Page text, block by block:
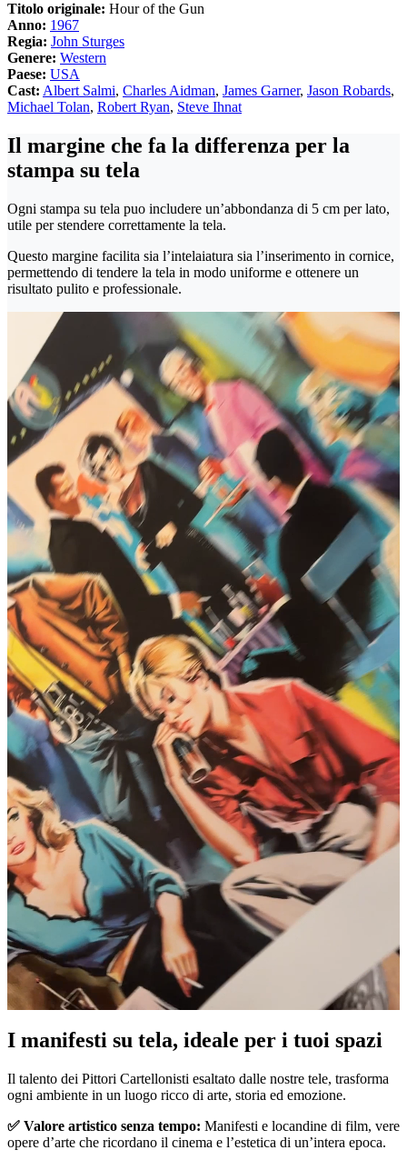
Titolo originale: Hour of the Gun
Anno: 1967
Regia: John Sturges
Genere: Western
Paese: USA
Cast: Albert Salmi, Charles Aidman, James Garner, Jason Robards,
Michael Tolan, Robert Ryan, Steve Ihnat
Il margine che fa la differenza per la
stampa su tela
Ogni stampa su tela puo includere un’abbondanza di 5 cm per lato,
utile per stendere correttamente la tela.
Questo margine facilita sia l’intelaiatura sia l’inserimento in cornice,
permettendo di tendere la tela in modo uniforme e ottenere un
risultato pulito e professionale.
I manifesti su tela, ideale per i tuoi spazi
Il talento dei Pittori Cartellonisti esaltato dalle nostre tele, trasforma
ogni ambiente in un luogo ricco di arte, storia ed emozione.
✅ Valore artistico senza tempo: Manifesti e locandine di film, vere
opere d’arte che ricordano il cinema e l’estetica di un’intera epoca.